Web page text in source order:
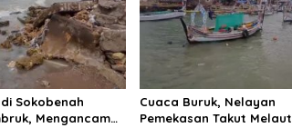
Sokobenah
Mengancam
Cuaca Buruk, Nelayan
Pemekasan Takut Melaut